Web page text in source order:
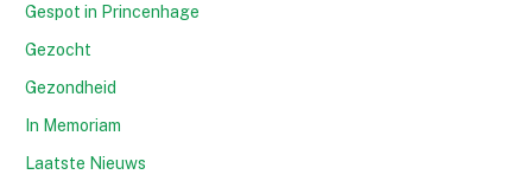
Gespot in Princenhage
Gezocht
Gezondheid
In Memoriam
Laatste Nieuws